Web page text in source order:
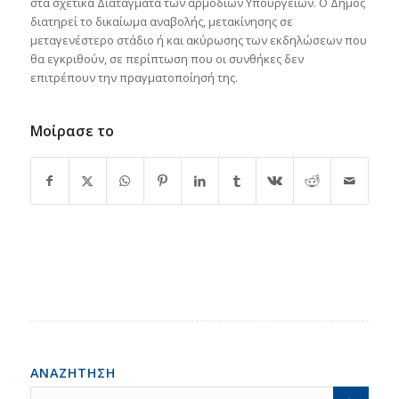
διατηρεί το δικαίωμα αναβολής, μετακίνησης σε
μεταγενέστερο στάδιο ή και ακύρωσης των εκδηλώσεων που
θα εγκριθούν, σε περίπτωση που οι συνθήκες δεν
επιτρέπουν την πραγματοποίησή της.
Μοίρασε το
ΑΝΑΖΗΤΗΣΗ